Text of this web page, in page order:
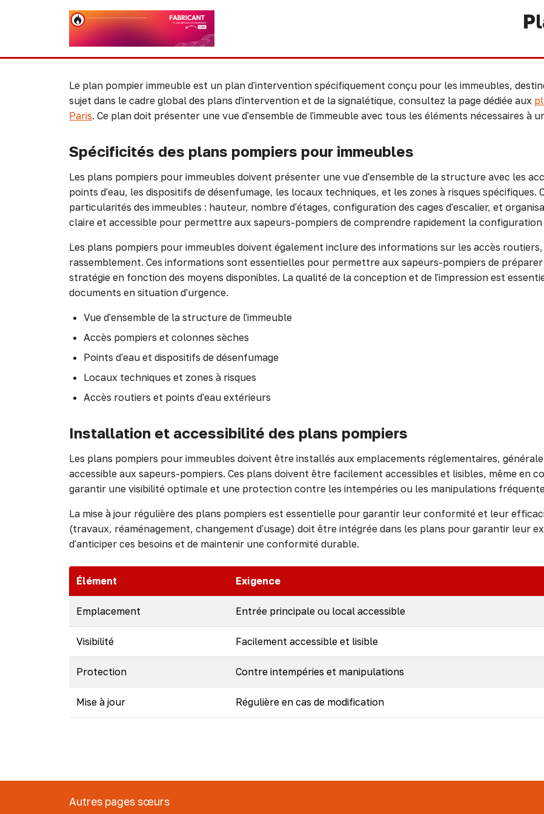
Le plan pompier immeuble est un plan d'intervention spécifiquement conçu pour les immeubles,
sujet dans le cadre global des plans d'intervention et de la signalétique, consultez la page dédiée aux
Paris. Ce plan doit présenter une vue d'ensemble de l'immeuble avec tous les éléments nécessaires à
Spécificités des plans pompiers pour immeubles
Les plans pompiers pour immeubles doivent présenter une vue d'ensemble de la structure avec les
points d'eau, les dispositifs de désenfumage, les locaux techniques, et les zones à risques spécifiques.
particularités des immeubles : hauteur, nombre d'étages, configuration des cages d'escalier, et
claire et accessible pour permettre aux sapeurs-pompiers de comprendre rapidement la configuration
Les plans pompiers pour immeubles doivent également inclure des informations sur les accès
rassemblement. Ces informations sont essentielles pour permettre aux sapeurs-pompiers de
stratégie en fonction des moyens disponibles. La qualité de la conception et de l'impression est
documents en situation d'urgence.
Vue d'ensemble de la structure de l'immeuble
Accès pompiers et colonnes sèches
Points d'eau et dispositifs de désenfumage
Locaux techniques et zones à risques
Accès routiers et points d'eau extérieurs
Installation et accessibilité des plans pompiers
Les plans pompiers pour immeubles doivent être installés aux emplacements réglementaires,
accessible aux sapeurs-pompiers. Ces plans doivent être facilement accessibles et lisibles, même en
garantir une visibilité optimale et une protection contre les intempéries ou les manipulations
La mise à jour régulière des plans pompiers est essentielle pour garantir leur conformité et leur
(travaux, réaménagement, changement d'usage) doit être intégrée dans les plans pour garantir leur
d'anticiper ces besoins et de maintenir une conformité durable.
Élément Exigence
Emplacement Entrée principale ou local accessible
Visibilité Facilement accessible et lisible
Protection Contre intempéries et manipulations
Mise à jour Régulière en cas de modification
Autres pages sœurs